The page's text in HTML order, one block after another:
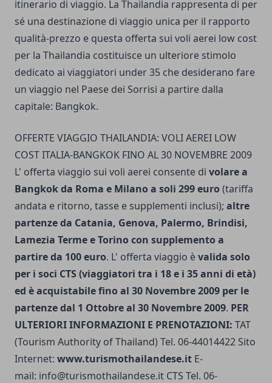
itinerario di viaggio. La Thailandia rappresenta di per
sé una destinazione di viaggio unica per il rapporto
qualità-prezzo e questa offerta sui voli aerei low cost
per la Thailandia costituisce un ulteriore stimolo
dedicato ai viaggiatori under 35 che desiderano fare
un viaggio nel Paese dei Sorrisi a partire dalla
capitale: Bangkok.
OFFERTE VIAGGIO THAILANDIA: VOLI AEREI LOW
COST ITALIA-BANGKOK FINO AL 30 NOVEMBRE 2009
L' offerta viaggio sui voli aerei consente di volare a
Bangkok da Roma e Milano a soli 299 euro (tariffa
andata e ritorno, tasse e supplementi inclusi); altre
partenze da Catania, Genova, Palermo, Brindisi,
Lamezia Terme e Torino con supplemento a
partire da 100 euro. L' offerta viaggio èvalida solo
per i soci CTS (viaggiatori tra i 18 e i 35 anni di età)
ed è acquistabile fino al 30 Novembre 2009 per le
partenze dal 1 Ottobre al 30 Novembre 2009. PER
ULTERIORI INFORMAZIONI E PRENOTAZIONI: TAT
(Tourism Authority of Thailand) Tel. 06-44014422 Sito
Internet: www.turismothailandese.it E-
mail: info@turismothailandese.it CTS Tel. 06-